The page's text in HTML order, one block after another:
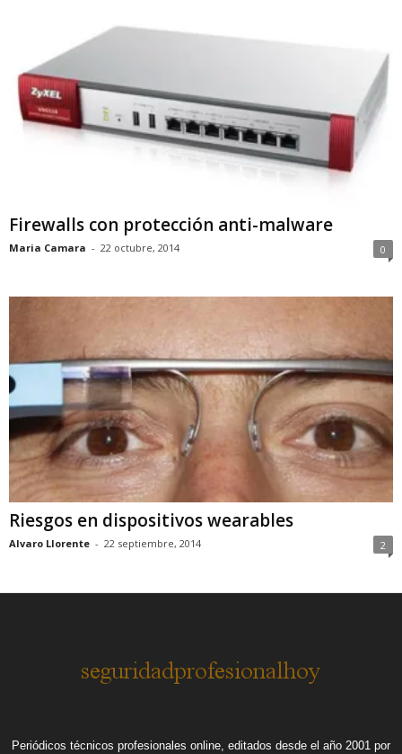
Firewalls con protección anti-malware
Maria Camara - 22 octubre, 2014 0
Riesgos en dispositivos wearables
Alvaro Llorente - 22 septiembre, 2014 2
Periódicos técnicos profesionales online, editados desde el año 2001 por